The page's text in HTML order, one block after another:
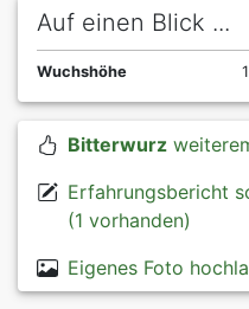
Auf einen Blick ...
Wuchshöhe
Bitterwurz
Erfahrungsbericht
(1 vorhanden)
Eigenes Foto